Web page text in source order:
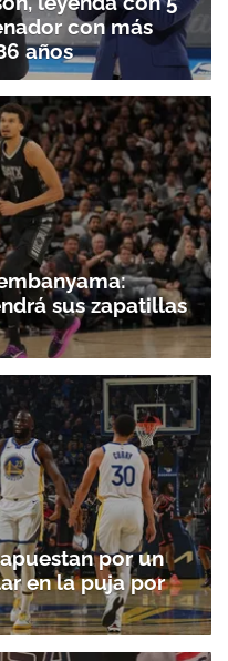
con más
años
sus zapatillas
por un
en la puja por